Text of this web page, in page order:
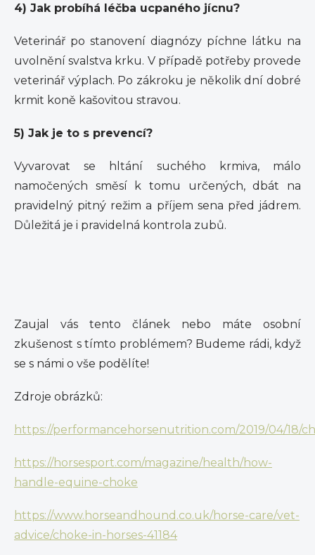
4) Jak probíhá léčba ucpaného jícnu?
Veterinář po stanovení diagnózy píchne látku na
uvolnění svalstva krku. V případě potřeby provede
veterinář výplach. Po zákroku je několik dní dobré
krmit koně kašovitou stravou.
5) Jak je to s prevencí?
Vyvarovat se hltání suchého krmiva, málo
namočených směsí k tomu určených, dbát na
pravidelný pitný režim a příjem sena před jádrem.
Důležitá je i pravidelná kontrola zubů.
Zaujal vás tento článek nebo máte osobní
zkušenost s tímto problémem? Budeme rádi, když
se s námi o vše podělíte!
Zdroje obrázků:
https://performancehorsenutrition.com/2019/04/18/
https://horsesport.com/magazine/health/how-
handle-equine-choke
https://www.horseandhound.co.uk/horse-care/vet-
advice/choke-in-horses-41184